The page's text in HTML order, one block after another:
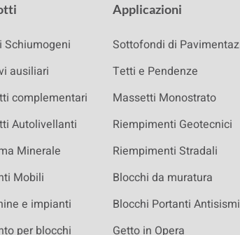
Schiumogeni
ausiliari
complementari
Autolivellanti
Minerale
Mobili
e impianti
per blocchi
Applicazioni
Sottofondi di
Tetti e Pendenze
Massetti Monostrato
Riempimenti Geotecnici
Riempimenti Stradali
Blocchi da muratura
Blocchi Portanti
Getto in Opera